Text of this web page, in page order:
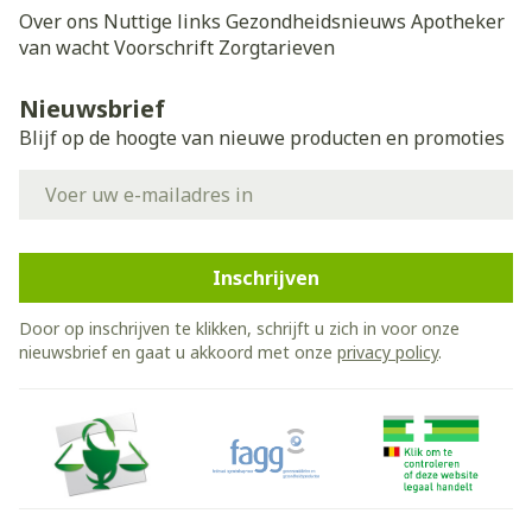
Over ons Nuttige links Gezondheidsnieuws Apotheker
van wachtVoorschrift Zorgtarieven
Nieuwsbrief
Blijf op de hoogte van nieuwe producten en promoties
Inschrijven
Door op inschrijven te klikken, schrijft u zich in voor onze
nieuwsbrief en gaat u akkoord met onze privacy policy.